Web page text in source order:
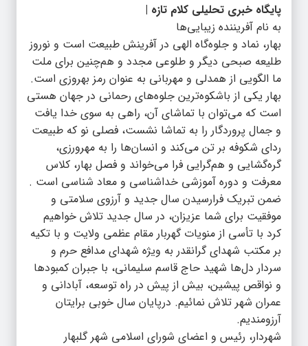
پایگاه خبری تحلیلی کلام تازه |
به نام آفریننده زیبایی‌ها
بهار، نماد و جلوه‌گاه الهی در آفرینش طبیعت است و نوروز
طلیعه صبحی دیگر و طلوعی مجدد و هم‌چنین برای ملت
ما الگویی از همدلی و مهربانی به عنوان رمز بهروزی است.
بهار یکی از باشکوه‌ترین جلوه‌های رحمانی در جهان هستی
است که می‌توان با تماشای آن، راهی به سوی خدا یافت
و جمال پروردگار را به تماشا نشست، فصلی نو که طبیعت
ردای شکوفه بر تن می‌کند و انسان‌ها را به مهرورزی،
گره‌گشایی و هم‌گرایی فرا می‌خواند و فصل بهار، کلاس
معرفت و دوره آموزشی خداشناسی و معاد شناسی است .
ضمن تبریک فرارسیدن سال جدید و آرزوی سلامتی و
موفقیت برای شما عزیزان، در سال جدید تلاش خواهیم
کرد با تأسی از منویات گهربار مقام عظمی ولایت و با تکیه
بر مکتب شهدای گرانقدر به ویژه شهدای مدافع حرم و
سردار دل‌ها شهید حاج قاسم سلیمانی، با جبران کمبودها
و نواقص پیشین، بیش از پیش در راه توسعه، آبادانی و
عمران شهر تلاش نمائیم. درپایان سال خوبی برایتان
آرزومندیم.
شهردار، رئیس و اعضای شورای اسلامی شهر گلبهار